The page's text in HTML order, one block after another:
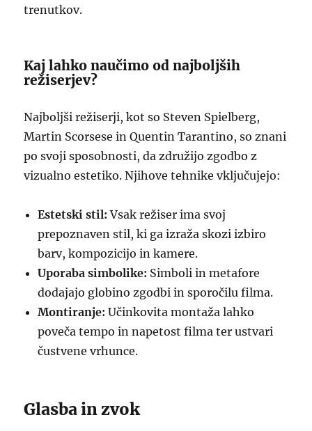
trenutkov.
Kaj lahko naučimo od najboljših
režiserjev?
Najboljši režiserji, kot so Steven Spielberg,
Martin Scorsese in Quentin Tarantino, so znani
po svoji sposobnosti, da združijo zgodbo z
vizualno estetiko. Njihove tehnike vključujejo:
Estetski stil: Vsak režiser ima svoj
prepoznaven stil, ki ga izraža skozi izbiro
barv, kompozicijo in kamere.
Uporaba simbolike: Simboli in metafore
dodajajo globino zgodbi in sporočilu filma.
Montiranje: Učinkovita montaža lahko
poveča tempo in napetost filma ter ustvari
čustvene vrhunce.
Glasba in zvok